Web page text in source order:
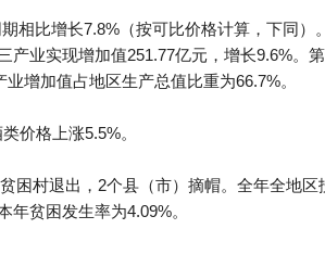
相比增长7.8%（按可比价格计算，下同）
业实现增加值251.77亿元，增长9.6%。
增加值占地区生产总值比重为66.7%。
价格上涨5.5%。
困村退出，2个县（市）摘帽。全年全地
贫困发生率为4.09%。